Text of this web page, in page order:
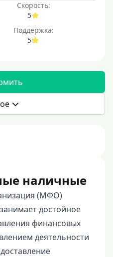
Скорость:
5
Поддержка:
5
наличные
(МФО)
достойное
финансовых
деятельности